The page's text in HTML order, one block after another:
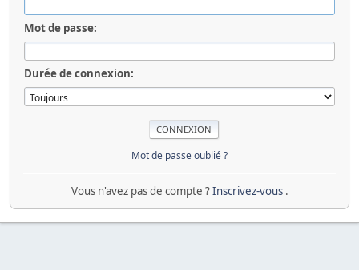
Mot de passe:
Durée de connexion:
Mot de passe oublié ?
Vous n'avez pas de compte ?Inscrivez-vous .